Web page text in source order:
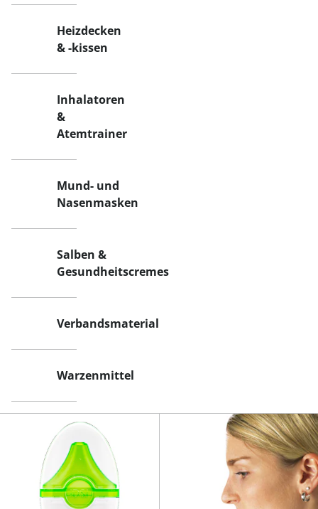
Heizdecken
& -kissen
Inhalatoren
&
Atemtrainer
Mund- und
Nasenmasken
Salben &
Gesundheitscremes
Verbandsmaterial
Warzenmittel